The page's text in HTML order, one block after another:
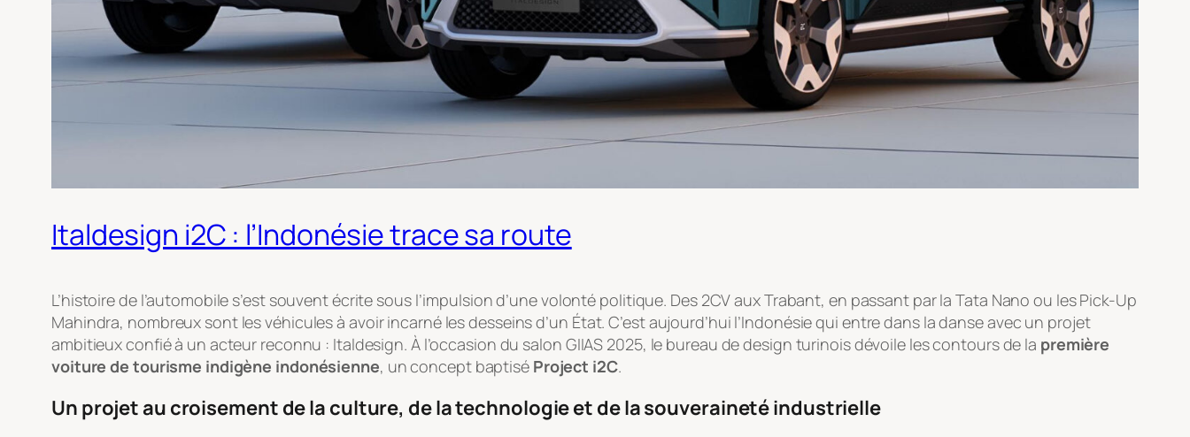
Italdesign i2C : l’Indonésie trace sa route
L’histoire de l’automobile s’est souvent écrite sous l’impulsion d’une volonté politique. Des 2CV aux Trabant, en passant par la Tata Nano ou les Pick-Up
Mahindra, nombreux sont les véhicules à avoir incarné les desseins d’un État. C’est aujourd’hui l’Indonésie qui entre dans la danse avec un projet
ambitieux confié à un acteur reconnu : Italdesign. À l’occasion du salon GIIAS 2025, le bureau de design turinois dévoile les contours de la première
voiture de tourisme indigène indonésienne, un concept baptisé Project i2C.
Un projet au croisement de la culture, de la technologie et de la souveraineté industrielle